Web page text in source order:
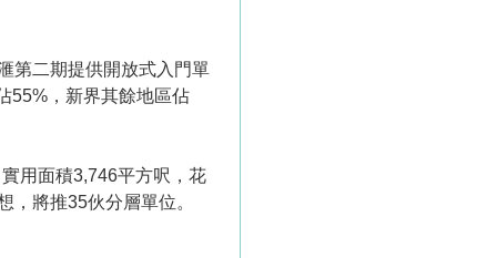
第二期提供開放式入門單
55%，新界其餘地區佔
用面積3,746平方呎，花
將推35伙分層單位。